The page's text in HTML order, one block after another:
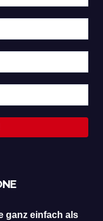
ganz einfach als